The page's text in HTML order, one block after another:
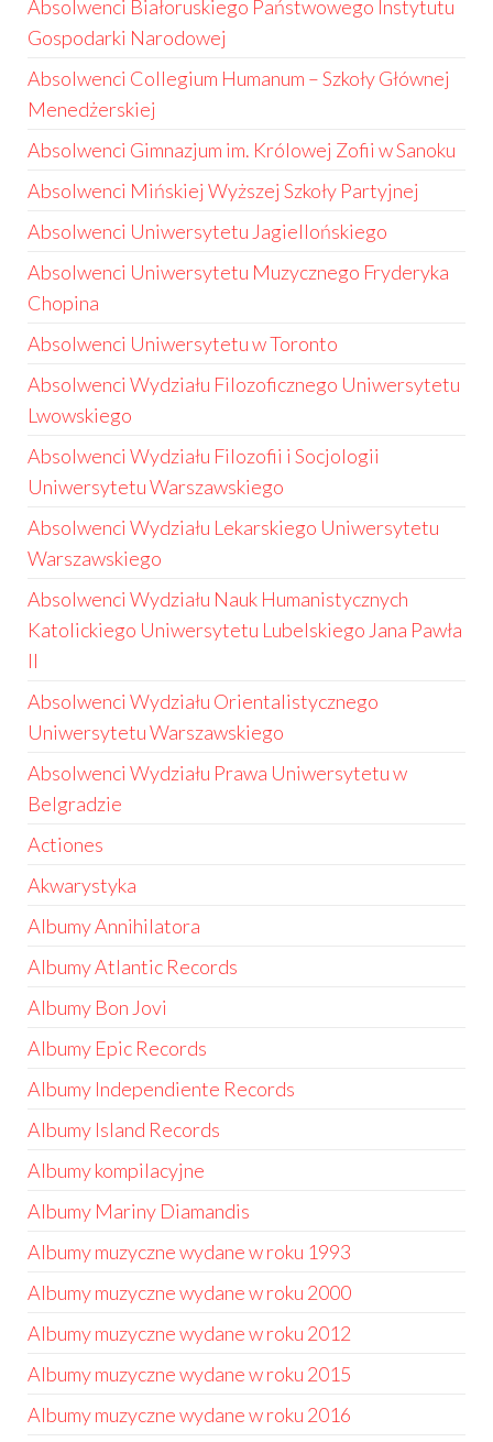
Absolwenci Białoruskiego Państwowego Instytutu
Gospodarki Narodowej
Absolwenci Collegium Humanum – Szkoły Głównej
Menedżerskiej
Absolwenci Gimnazjum im. Królowej Zofii w Sanoku
Absolwenci Mińskiej Wyższej Szkoły Partyjnej
Absolwenci Uniwersytetu Jagiellońskiego
Absolwenci Uniwersytetu Muzycznego Fryderyka
Chopina
Absolwenci Uniwersytetu w Toronto
Absolwenci Wydziału Filozoficznego Uniwersytetu
Lwowskiego
Absolwenci Wydziału Filozofii i Socjologii
Uniwersytetu Warszawskiego
Absolwenci Wydziału Lekarskiego Uniwersytetu
Warszawskiego
Absolwenci Wydziału Nauk Humanistycznych
Katolickiego Uniwersytetu Lubelskiego Jana Pawła
II
Absolwenci Wydziału Orientalistycznego
Uniwersytetu Warszawskiego
Absolwenci Wydziału Prawa Uniwersytetu w
Belgradzie
Actiones
Akwarystyka
Albumy Annihilatora
Albumy Atlantic Records
Albumy Bon Jovi
Albumy Epic Records
Albumy Independiente Records
Albumy Island Records
Albumy kompilacyjne
Albumy Mariny Diamandis
Albumy muzyczne wydane w roku 1993
Albumy muzyczne wydane w roku 2000
Albumy muzyczne wydane w roku 2012
Albumy muzyczne wydane w roku 2015
Albumy muzyczne wydane w roku 2016